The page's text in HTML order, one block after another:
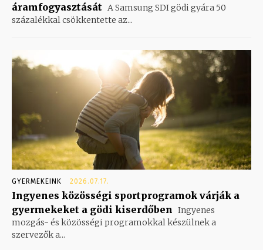
áramfogyasztását A Samsung SDI gödi gyára 50
százalékkal csökkentette az...
GYERMEKEINK 2026.07.17.
Ingyenes közösségi sportprogramok várják a
gyermekeket a gödi kiserdőben
Ingyenes
mozgás- és közösségi programokkal készülnek a
szervezők a...